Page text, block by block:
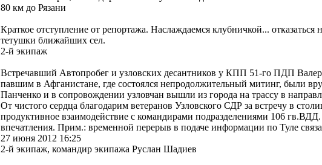
80 км до Рязани
Краткое отступление от репортажа. Наслаждаемся клубничкой...
тетушки ближайших сел.
2-й экипаж
Встречавший Автопробег и узловских десантников у КПП 51-го ПДП
павшим в Афганистане, где состоялся непродолжительный митинг, были
Панченко и в сопровождении узловчан вышли из города на трассу в
От чистого сердца благодарим ветеранов Узловского СДР за встречу в
продуктивное взаимодействие с командирами подразделениями 106
впечатления. Прим.: временной перерыв в подаче информации по Туле
27 июня 2012 16:25
2-й экипаж, командир экипажа Руслан Шадиев